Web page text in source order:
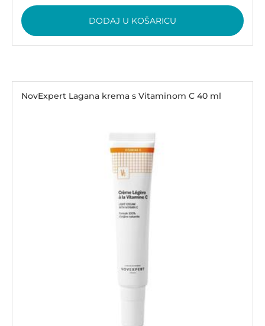
DODAJ U KOŠARICU
NovExpert Lagana krema s Vitaminom C 40 ml